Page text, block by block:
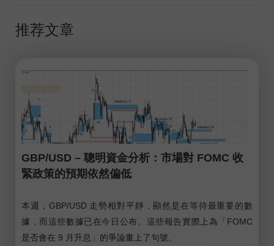
推荐文章
GBP/USD – 聰明資金分析：市場對 FOMC 收
緊政策的預期依然偏低
本週，GBP/USD 走勢相對平靜，顯然是在等待最重要的數
據，而這些數據已在今日公布。這些報告實際上為「FOMC
是否會在 9 月升息」的爭論畫上了句號。